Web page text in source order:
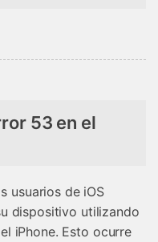
53 en el
usuarios de iOS
dispositivo utilizando
iPhone. Esto ocurre